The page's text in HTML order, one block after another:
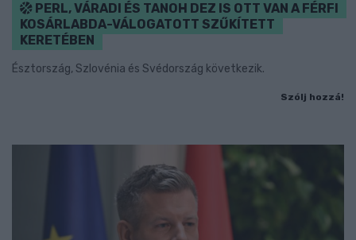
PERL, VÁRADI ÉS TANOH DEZ IS OTT VAN A FÉRFI
KOSÁRLABDA-VÁLOGATOTT SZŰKÍTETT
KERETÉBEN
Észtország, Szlovénia és Svédország következik.
Szólj hozzá!